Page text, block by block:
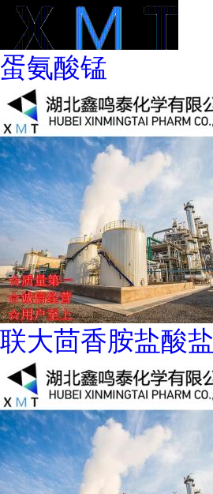
蛋氨酸锰
联大茴香胺盐酸盐